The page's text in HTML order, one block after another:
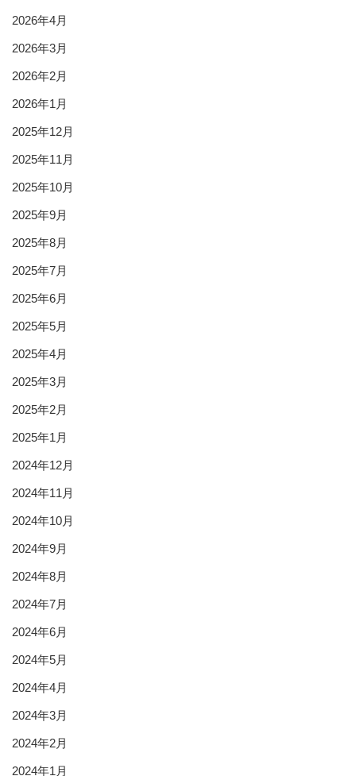
2026年4月
2026年3月
2026年2月
2026年1月
2025年12月
2025年11月
2025年10月
2025年9月
2025年8月
2025年7月
2025年6月
2025年5月
2025年4月
2025年3月
2025年2月
2025年1月
2024年12月
2024年11月
2024年10月
2024年9月
2024年8月
2024年7月
2024年6月
2024年5月
2024年4月
2024年3月
2024年2月
2024年1月